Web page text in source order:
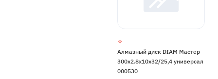
Алмазный диск DIAM Мастер
300x2.8x10x32/25,4 универсал
000530